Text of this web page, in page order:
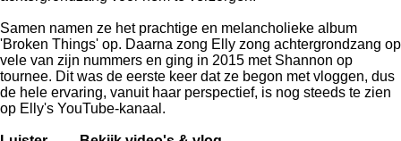
Samen namen ze het prachtige en melancholieke album
'Broken Things' op. Daarna zong Elly zong achtergrondzang op
vele van zijn nummers en ging in 2015 met Shannon op
tournee. Dit was de eerste keer dat ze begon met vloggen, dus
de hele ervaring, vanuit haar perspectief, is nog steeds te zien
op Elly's YouTube-kanaal.